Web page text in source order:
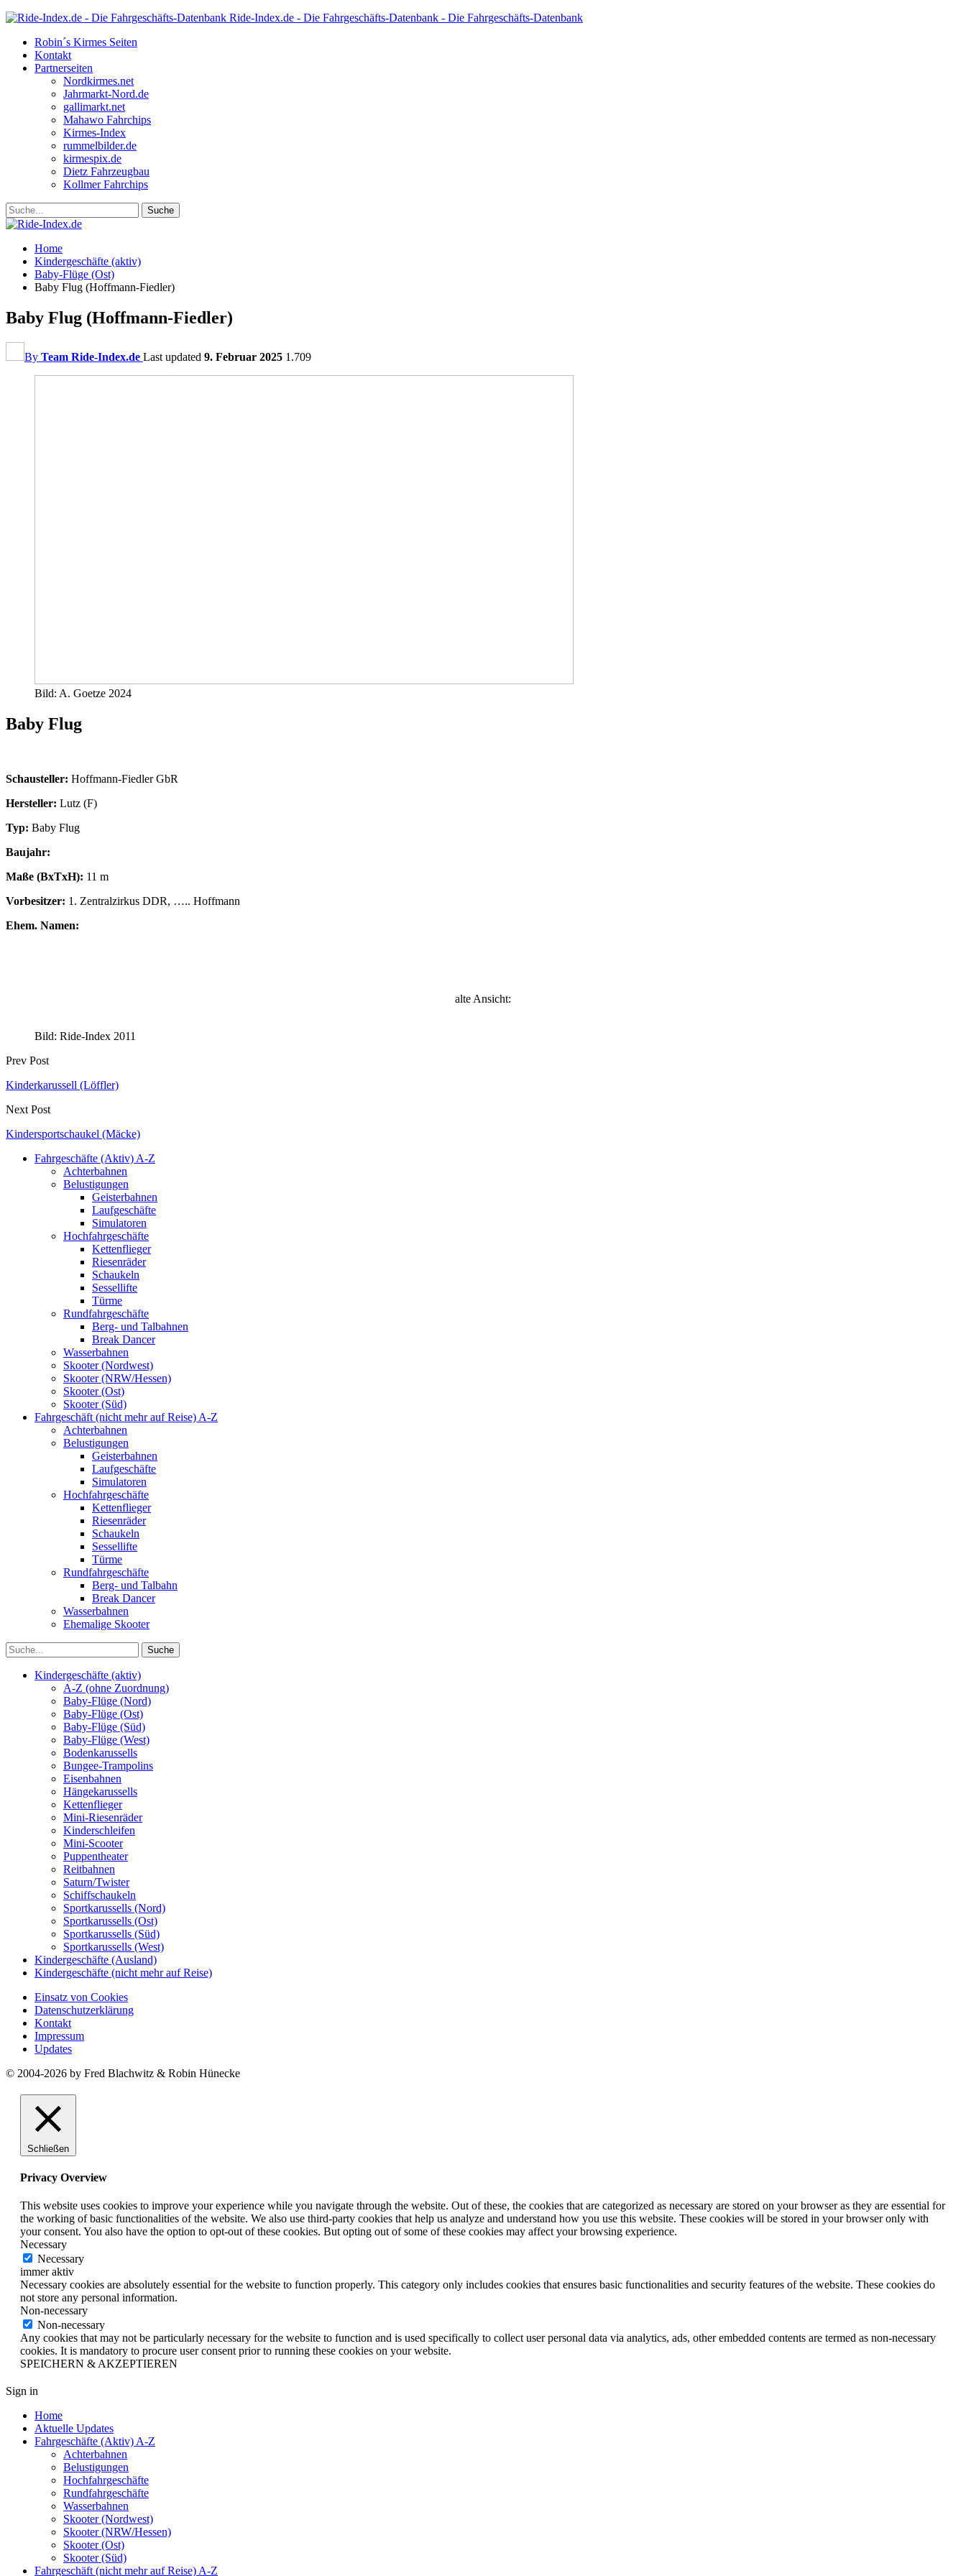
Ride-Index.de - Die Fahrgeschäfts-Datenbank - Die Fahrgeschäfts-Datenbank
Robin´s Kirmes Seiten
Kontakt
Partnerseiten
Nordkirmes.net
Jahrmarkt-Nord.de
gallimarkt.net
Mahawo Fahrchips
Kirmes-Index
rummelbilder.de
kirmespix.de
Dietz Fahrzeugbau
Kollmer Fahrchips
Home
Kindergeschäfte (aktiv)
Baby-Flüge (Ost)
Baby Flug (Hoffmann-Fiedler)
Baby Flug (Hoffmann-Fiedler)
By Team Ride-Index.de Last updated 9. Februar 2025 1.709
Bild: A. Goetze 2024
Baby Flug
Schausteller: Hoffmann-Fiedler GbR
Hersteller: Lutz (F)
Typ: Baby Flug
Baujahr:
Maße (BxTxH): 11 m
Vorbesitzer: 1. Zentralzirkus DDR, ….. Hoffmann
Ehem. Namen:
alte Ansicht:
Bild: Ride-Index 2011
Prev Post
Kinderkarussell (Löffler)
Next Post
Kindersportschaukel (Mäcke)
Fahrgeschäfte (Aktiv) A-Z
Achterbahnen
Belustigungen
Geisterbahnen
Laufgeschäfte
Simulatoren
Hochfahrgeschäfte
Kettenflieger
Riesenräder
Schaukeln
Sessellifte
Türme
Rundfahrgeschäfte
Berg- und Talbahnen
Break Dancer
Wasserbahnen
Skooter (Nordwest)
Skooter (NRW/Hessen)
Skooter (Ost)
Skooter (Süd)
Fahrgeschäft (nicht mehr auf Reise) A-Z
Achterbahnen
Belustigungen
Geisterbahnen
Laufgeschäfte
Simulatoren
Hochfahrgeschäfte
Kettenflieger
Riesenräder
Schaukeln
Sessellifte
Türme
Rundfahrgeschäfte
Berg- und Talbahn
Break Dancer
Wasserbahnen
Ehemalige Skooter
Kindergeschäfte (aktiv)
A-Z (ohne Zuordnung)
Baby-Flüge (Nord)
Baby-Flüge (Ost)
Baby-Flüge (Süd)
Baby-Flüge (West)
Bodenkarussells
Bungee-Trampolins
Eisenbahnen
Hängekarussells
Kettenflieger
Mini-Riesenräder
Kinderschleifen
Mini-Scooter
Puppentheater
Reitbahnen
Saturn/Twister
Schiffschaukeln
Sportkarussells (Nord)
Sportkarussells (Ost)
Sportkarussells (Süd)
Sportkarussells (West)
Kindergeschäfte (Ausland)
Kindergeschäfte (nicht mehr auf Reise)
Einsatz von Cookies
Datenschutzerklärung
Kontakt
Impressum
Updates
© 2004-2026 by Fred Blachwitz & Robin Hünecke
Schließen
Privacy Overview
This website uses cookies to improve your experience while you navigate through the website. Out of these, the cookies that are categorized as necessary are stored on your browser as they are essential for
the working of basic functionalities of the website. We also use third-party cookies that help us analyze and understand how you use this website. These cookies will be stored in your browser only with
your consent. You also have the option to opt-out of these cookies. But opting out of some of these cookies may affect your browsing experience.
Necessary
Necessary
immer aktiv
Necessary cookies are absolutely essential for the website to function properly. This category only includes cookies that ensures basic functionalities and security features of the website. These cookies do
not store any personal information.
Non-necessary
Non-necessary
Any cookies that may not be particularly necessary for the website to function and is used specifically to collect user personal data via analytics, ads, other embedded contents are termed as non-necessary
cookies. It is mandatory to procure user consent prior to running these cookies on your website.
SPEICHERN & AKZEPTIEREN
Sign in
Home
Aktuelle Updates
Fahrgeschäfte (Aktiv) A-Z
Achterbahnen
Belustigungen
Hochfahrgeschäfte
Rundfahrgeschäfte
Wasserbahnen
Skooter (Nordwest)
Skooter (NRW/Hessen)
Skooter (Ost)
Skooter (Süd)
Fahrgeschäft (nicht mehr auf Reise) A-Z